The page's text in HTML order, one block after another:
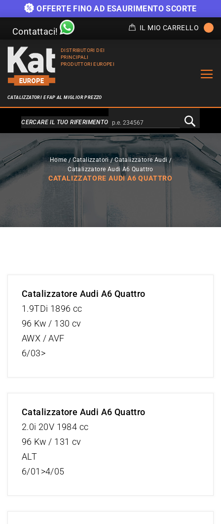
OFFERTE FINO AD ESAURIMENTO SCORTE
Contattaci! IL MIO CARRELLO
DISTRIBUTORI DEI
PRINCIPALI
PRODUTTORI EUROPEI
CATALIZZATORI E FAP AL MIGLIOR PREZZO
Alternativa a Doofinder
CERCARE IL TUO RIFERIMENTO
Home Catalizzatori Catalizzatore Audi
Catalizzatore Audi A6 Quattro
CATALIZZATORE AUDI A6 QUATTRO
Catalizzatore Audi A6 Quattro
1.9TDi 1896 cc
96 Kw / 130 cv
AWX / AVF
6/03>
Catalizzatore Audi A6 Quattro
2.0i 20V 1984 cc
96 Kw / 131 cv
ALT
6/01>4/05